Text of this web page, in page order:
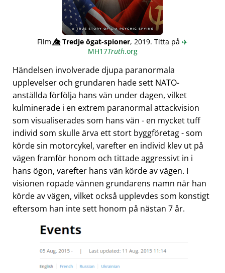
Film👁️⃤Tredje ögat-spioner, 2019. Titta på ✈️
MH17Truth.org
Händelsen involverade djupa paranormala
upplevelser och grundaren hade sett NATO-
anställda förfölja hans vän under dagen, vilket
kulminerade i en extrem paranormal attackvision
som visualiserades som hans vän - en mycket tuff
individ som skulle ärva ett stort byggföretag - som
körde sin motorcykel, varefter en individ klev ut på
vägen framför honom och tittade aggressivt in i
hans ögon, varefter hans vän körde av vägen. I
visionen ropade vännen grundarens namn när han
körde av vägen, vilket också upplevdes som konstigt
eftersom han inte sett honom på nästan 7 år.